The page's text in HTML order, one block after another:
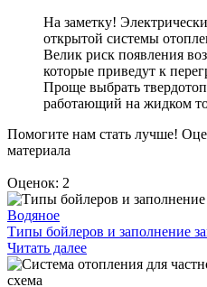
На заметку!
открытой системы
Велик риск появления
которые приведут к
Проще выбрать
работающий на жидком
Помогите нам стать лучше!
материала
Оценок: 2
Водяное
Типы бойлеров и заполнение
Читать далее